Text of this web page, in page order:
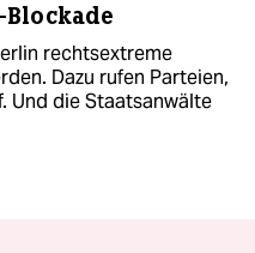
rechtsextreme
Dazu rufen Parteien,
Und die Staatsanwälte